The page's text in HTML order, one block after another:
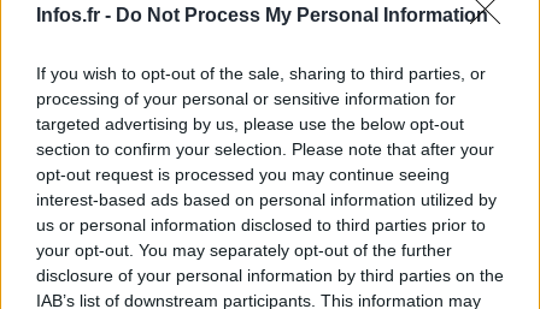
Infos.fr - Do Not Process My Personal Information
If you wish to opt-out of the sale, sharing to third parties, or
processing of your personal or sensitive information for
targeted advertising by us, please use the below opt-out
section to confirm your selection. Please note that after your
opt-out request is processed you may continue seeing
interest-based ads based on personal information utilized by
us or personal information disclosed to third parties prior to
your opt-out. You may separately opt-out of the further
disclosure of your personal information by third parties on the
IAB’s list of downstream participants. This information may
Il ajoute :» De fait, nous avons noté des achats nets
d’actions de la part de gestionnaires de fonds dans la
semaine se terminant au 19 mars. Comme nous l’avons
évoqué dans de précédents commentaires, les institutions
se sont contentées de jouer le rôle de pourvoyeurs de
liquidités sur le marché pendant une bonne partie de la
récente reprise, prenant le contrepied de transactions